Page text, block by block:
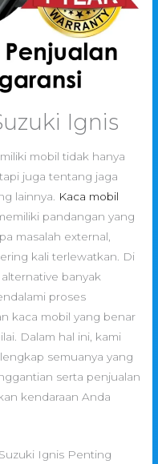
Ignis
mobil tidak hanya
juga tentang jaga
lainnya.
Kaca mobil
pandangan yang
masalah external,
kali terlewatkan. Di
banyak
proses
kaca mobil yang benar
Dalam hal ini, kami
semuanya yang
serta penjualan
kendaraan Anda
Ignis Penting